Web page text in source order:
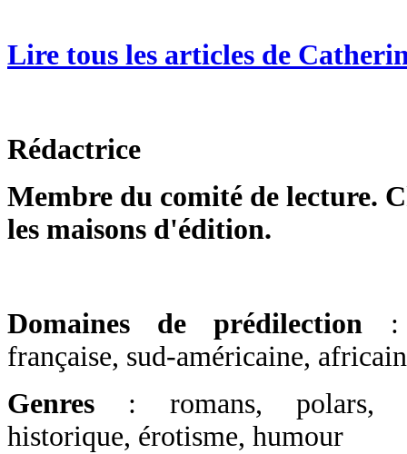
Lire tous les articles de
Rédactrice
Membre du comité de lecture.
les maisons d'édition.
Domaines de prédilection :
française, sud-américaine,
Genres : romans, polars,
historique, érotisme, humour